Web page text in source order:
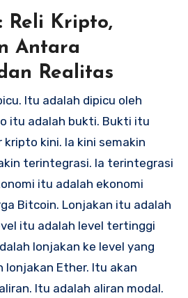
Reli Kripto,
Antara
Realitas
Itu adalah dipicu oleh
itu adalah bukti. Bukti itu
kini. Ia kini semakin
terintegrasi. Ia terintegrasi
itu adalah ekonomi
Bitcoin. Lonjakan itu adalah
itu adalah level tertinggi
lonjakan ke level yang
lonjakan Ether. Itu akan
Itu adalah aliran modal.